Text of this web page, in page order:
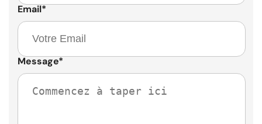
Email*
Message*